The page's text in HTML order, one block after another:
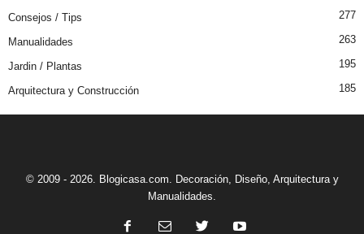
Consejos / Tips 277
Manualidades 263
Jardin / Plantas 195
Arquitectura y Construcción 185
© 2009 - 2026. Blogicasa.com. Decoración, Diseño, Arquitectura y
Manualidades.